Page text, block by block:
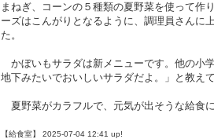
まねぎ、コーンの５種類の夏野菜を使って作
ーズはこんがりとなるように、調理員さんに
た。
かぼいもサラダは新メニューです。他の小
地下みたいでおいしいサラダだよ。」と教え
夏野菜がカラフルで、元気が出そうな給食に
【給食室】 2025-07-04 12:41 up!